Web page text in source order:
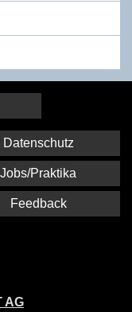
AG
Datenschutz
Jobs/Praktika
Feedback